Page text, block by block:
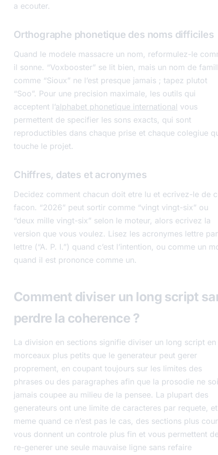
a ecouter.
Orthographe phonetique des noms difficiles
Quand le modele massacre un nom, reformulez-le
il sonne. “Voxbooster” se lit bien, mais un nom de
comme “Sioux” ne l’est presque jamais ; tapez plutot
“Soo”. Pour une precision maximale, les outils qui
acceptent l’alphabet phonetique international vous
permettent de specifier les sons exacts, qui sont
reproductibles dans chaque prise et chaque colegiue
touche le projet.
Chiffres, dates et acronymes
Decidez comment chacun doit etre lu et ecrivez-le de
facon. “2026” peut sortir comme “vingt vingt-six” ou
“deux mille vingt-six” selon le moteur, alors ecrivez la
version que vous voulez. Lisez les acronymes lettre par
lettre (“A. P. I.”) quand c’est l’intention, ou comme un
quand il est prononce comme un.
Comment diviser un long script
perdre la coherence ?
La division en sections signifie diviser un long script en
morceaux plus petits que le generateur peut gerer
proprement, en coupant toujours sur les limites des
phrases ou des paragraphes afin que la prosodie ne
jamais coupee au milieu de la pensee. La plupart des
generateurs ont une limite de caracteres par requete, et
meme quand ce n’est pas le cas, des sections plus
vous donnent un controle plus fin et vous permettent
re-generer une seule mauvaise ligne sans refaire